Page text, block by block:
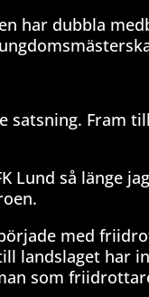
har dubbla
satsning. Fram
Lund så länge
med
landslaget har
som